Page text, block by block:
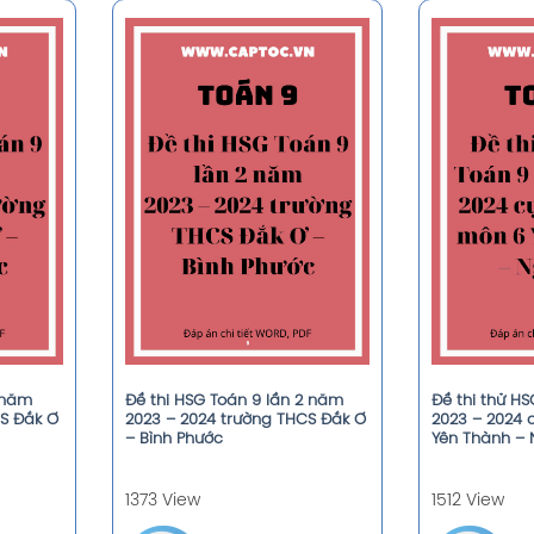
Đắk Ơ
Đề thi HSG Toán 9 lần 2 năm
2023 – 2024 trường THCS Đắk Ơ
– Bình Phước
1373 View
Đề thi thử
2023 – 2024
Yên Thành –
1512 View